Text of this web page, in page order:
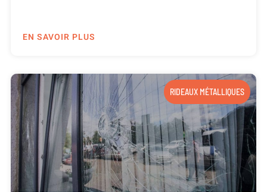
EN SAVOIR PLUS
RIDEAUX MÉTALLIQUES